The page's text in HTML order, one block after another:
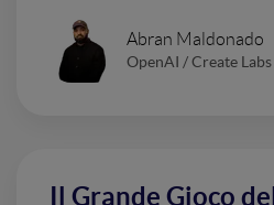
Abran Maldonado
OpenAI / Create Labs
Il Grande Gioco